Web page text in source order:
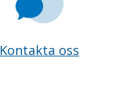
Kontakta oss